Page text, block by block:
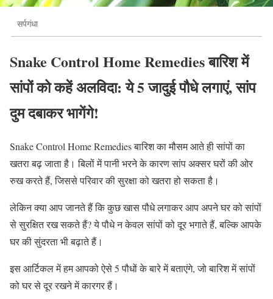
सर्पगंधा
Snake Control Home Remedies बारिश में
सांपों को कहें अलविदा: ये 5 जादुई पौधे लगाएं, सांप
दुम दबाकर भागेंगे!
Snake Control Home Remedies बारिश का मौसम आते ही सांपों का
खतरा बढ़ जाता है। बिलों में पानी भरने के कारण सांप अक्सर घरों की ओर
रुख करते हैं, जिससे परिवार की सुरक्षा को खतरा हो सकता है।
लेकिन क्या आप जानते हैं कि कुछ खास पौधे लगाकर आप अपने घर को सांपों
से सुरक्षित रख सकते हैं? ये पौधे न केवल सांपों को दूर भगाते हैं, बल्कि आपके
घर की सुंदरता भी बढ़ाते हैं।
इस आर्टिकल में हम आपको ऐसे 5 पौधों के बारे में बताएंगे, जो बारिश में सांपों
को घर से दूर रखने में कारगर हैं।